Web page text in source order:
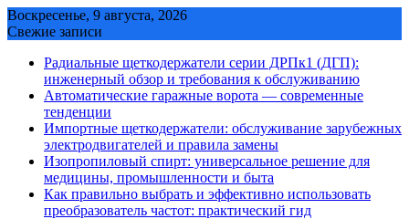
Skip
to
Воскресенье, 9 августа, 2026
Свежие записи
Радиальные щеткодержатели серии ДРПк1 (ДГП):
инженерный обзор и требования к обслуживанию
Автоматические гаражные ворота — современные
тенденции
Импортные щеткодержатели: обслуживание зарубежных
электродвигателей и правила замены
Изопропиловый спирт: универсальное решение для
медицины, промышленности и быта
Как правильно выбрать и эффективно использовать
преобразователь частот: практический гид